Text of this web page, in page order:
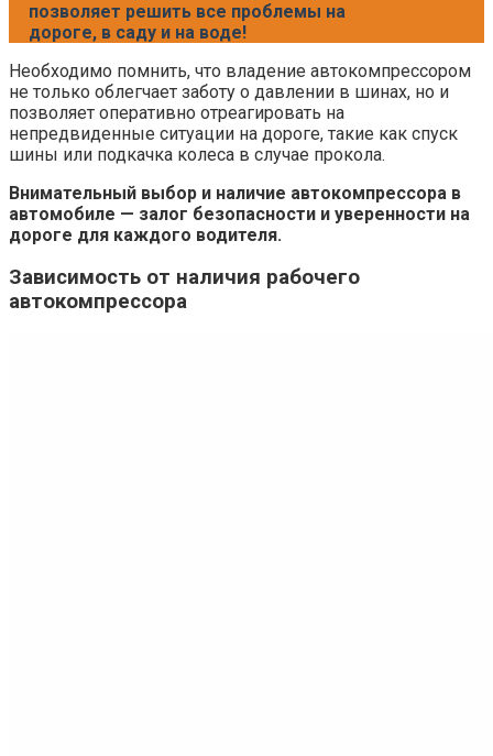
позволяет решить все проблемы на
дороге, в саду и на воде!
Необходимо помнить, что владение автокомпрессором
не только облегчает заботу о давлении в шинах, но и
позволяет оперативно отреагировать на
непредвиденные ситуации на дороге, такие как спуск
шины или подкачка колеса в случае прокола.
Внимательный выбор и наличие автокомпрессора в
автомобиле — залог безопасности и уверенности на
дороге для каждого водителя.
Зависимость от наличия рабочего
автокомпрессора